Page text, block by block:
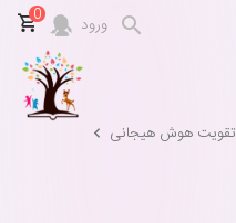
ورود 0
تقویت هوش هیجانی